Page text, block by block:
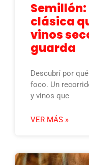
clásica
vinos
guarda
Descubrí por
foco. Un
y vinos que
VER MÁS »